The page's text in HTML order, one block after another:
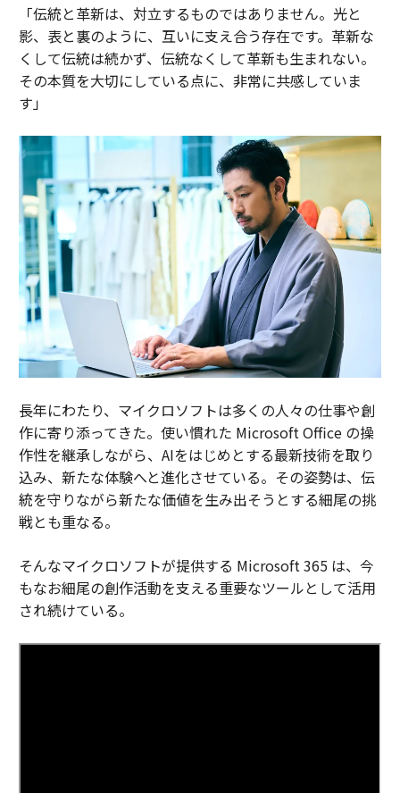
「伝統と革新は、対立するものではありません。光と
影、表と裏のように、互いに支え合う存在です。革新な
くして伝統は続かず、伝統なくして革新も生まれない。
その本質を大切にしている点に、非常に共感していま
す」
長年にわたり、マイクロソフトは多くの人々の仕事や創
作に寄り添ってきた。使い慣れた Microsoft Office の操
作性を継承しながら、AIをはじめとする最新技術を取り
込み、新たな体験へと進化させている。その姿勢は、伝
統を守りながら新たな価値を生み出そうとする細尾の挑
戦とも重なる。
そんなマイクロソフトが提供する Microsoft 365 は、今
もなお細尾の創作活動を支える重要なツールとして活用
され続けている。